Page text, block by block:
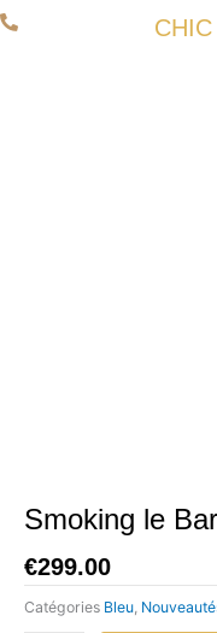
Aller
Smoking le
€299.00
Catégories Bleu